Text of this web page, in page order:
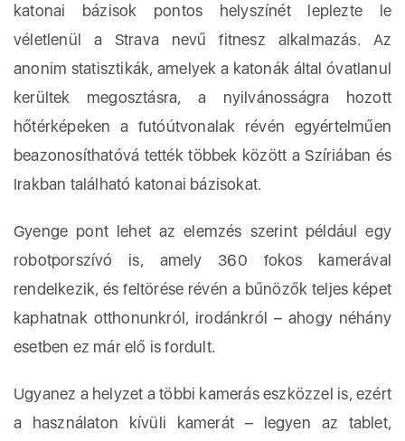
katonai bázisok pontos helyszínét leplezte le
véletlenül a Strava nevű fitnesz alkalmazás. Az
anonim statisztikák, amelyek a katonák által óvatlanul
kerültek megosztásra, a nyilvánosságra hozott
hőtérképeken a futóútvonalak révén egyértelműen
beazonosíthatóvá tették többek között a Szíriában és
Irakban található katonai bázisokat.
Gyenge pont lehet az elemzés szerint például egy
robotporszívó is, amely 360 fokos kamerával
rendelkezik, és feltörése révén a bűnözők teljes képet
kaphatnak otthonunkról, irodánkról – ahogy néhány
esetben ez már elő is fordult.
Ugyanez a helyzet a többi kamerás eszközzel is, ezért
a használaton kívüli kamerát – legyen az tablet,